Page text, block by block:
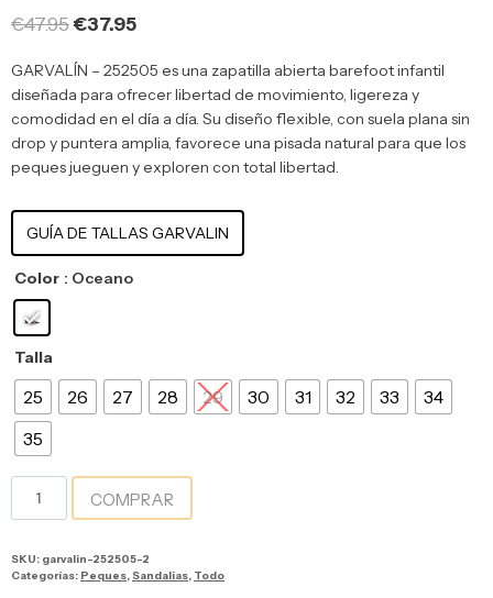
€47.95€37.95
GARVALÍN – 252505 es una zapatilla abierta barefoot infantil
diseñada para ofrecer libertad de movimiento, ligereza y
comodidad en el día a día. Su diseño flexible, con suela plana sin
drop y puntera amplia, favorece una pisada natural para que los
peques jueguen y exploren con total libertad.
GUÍA DE TALLAS GARVALIN
Color : Oceano
Talla
25 26 27 28 29 30 31 32 33
34
35
COMPRAR
SKU: garvalin-252505-2
Categorías: Peques Sandalias Todo